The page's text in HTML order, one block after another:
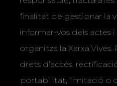
finalitat de gestionar la
informar-vos dels actes
organitza la Xarxa
drets d’accés,
portabilitat, limitació o